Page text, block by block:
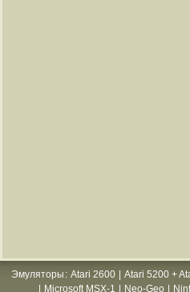
Эмуляторы : Atari 2600 Atari 5200 +
Microsoft MSX-1 Neo-Geo